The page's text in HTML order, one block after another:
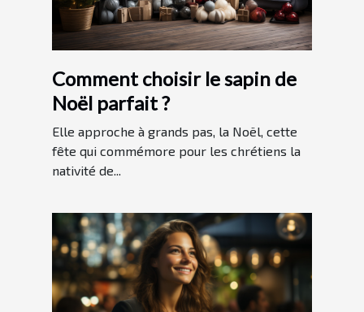
Comment choisir le sapin de
Noël parfait ?
Elle approche à grands pas, la Noël, cette
fête qui commémore pour les chrétiens la
nativité de...